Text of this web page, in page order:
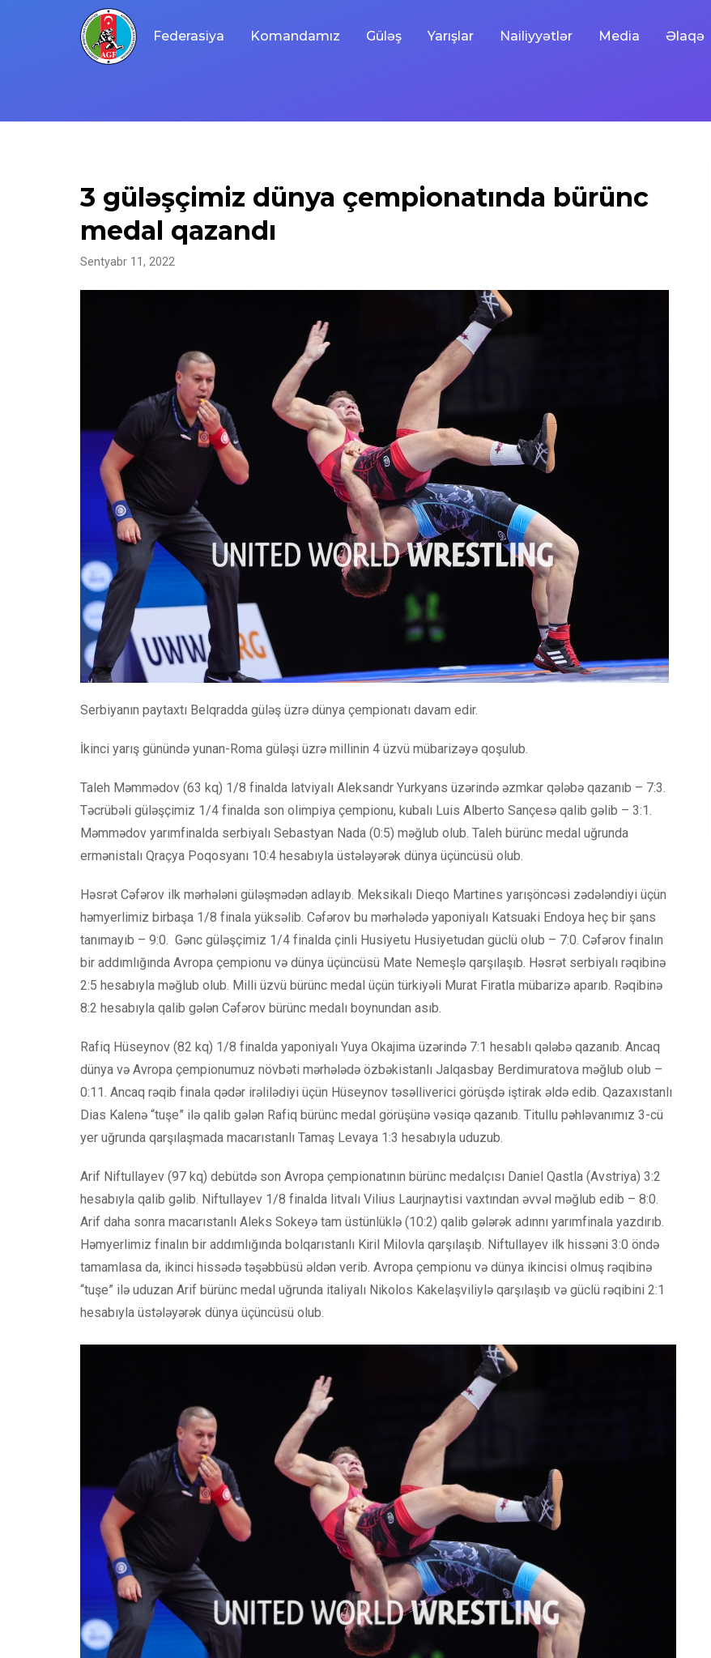
Federasiya Komandamız Güləş Yarışlar Nailiyyətlər Media Əlaqə
3 güləşçimiz dünya çempionatında bürünc
medal qazandı
Sentyabr 11, 2022
Serbiyanın paytaxtı Belqradda güləş üzrə dünya çempionatı davam edir.
İkinci yarış günündə yunan-Roma güləşi üzrə millinin 4 üzvü mübarizəyə qoşulub.
Taleh Məmmədov (63 kq) 1/8 finalda latviyalı Aleksandr Yurkyans üzərində əzmkar qələbə qazanıb – 7:3.
Təcrübəli güləşçimiz 1/4 finalda son olimpiya çempionu, kubalı Luis Alberto Sançesə qalib gəlib – 3:1.
Məmmədov yarımfinalda serbiyalı Sebastyan Nada (0:5) məğlub olub. Taleh bürünc medal uğrunda
ermənistalı Qraçya Poqosyanı 10:4 hesabıyla üstələyərək dünya üçüncüsü olub.
Həsrət Cəfərov ilk mərhələni güləşmədən adlayıb. Meksikalı Dieqo Martines yarışöncəsi zədələndiyi üçün
həmyerlimiz birbaşa 1/8 finala yüksəlib. Cəfərov bu mərhələdə yaponiyalı Katsuaki Endoya heç bir şans
tanımayıb – 9:0. Gənc güləşçimiz 1/4 finalda çinli Husiyetu Husiyetudan güclü olub – 7:0. Cəfərov finalın
bir addımlığında Avropa çempionu və dünya üçüncüsü Mate Nemeşlə qarşılaşıb. Həsrət serbiyalı rəqibinə
2:5 hesabıyla məğlub olub. Milli üzvü bürünc medal üçün türkiyəli Murat Firatla mübarizə aparıb. Rəqibinə
8:2 hesabıyla qalib gələn Cəfərov bürünc medalı boynundan asıb.
Rafiq Hüseynov (82 kq) 1/8 finalda yaponiyalı Yuya Okajima üzərində 7:1 hesablı qələbə qazanıb. Ancaq
dünya və Avropa çempionumuz növbəti mərhələdə özbəkistanlı Jalqasbay Berdimuratova məğlub olub –
0:11. Ancaq rəqib finala qədər irəlilədiyi üçün Hüseynov təsəlliverici görüşdə iştirak əldə edib. Qazaxıstanlı
Dias Kalenə “tuşe” ilə qalib gələn Rafiq bürünc medal görüşünə vəsiqə qazanıb. Titullu pəhləvanımız 3-cü
yer uğrunda qarşılaşmada macarıstanlı Tamaş Levaya 1:3 hesabıyla uduzub.
Arif Niftullayev (97 kq) debütdə son Avropa çempionatının bürünc medalçısı Daniel Qastla (Avstriya) 3:2
hesabıyla qalib gəlib. Niftullayev 1/8 finalda litvalı Vilius Laurjnaytisi vaxtından əvvəl məğlub edib – 8:0.
Arif daha sonra macarıstanlı Aleks Sokeyə tam üstünlüklə (10:2) qalib gələrək adınnı yarımfinala yazdırıb.
Həmyerlimiz finalın bir addımlığında bolqarıstanlı Kiril Milovla qarşılaşıb. Niftullayev ilk hissəni 3:0 öndə
tamamlasa da, ikinci hissədə təşəbbüsü əldən verib. Avropa çempionu və dünya ikincisi olmuş rəqibinə
“tuşe” ilə uduzan Arif bürünc medal uğrunda italiyalı Nikolos Kakelaşviliylə qarşılaşıb və güclü rəqibini 2:1
hesabıyla üstələyərək dünya üçüncüsü olub.